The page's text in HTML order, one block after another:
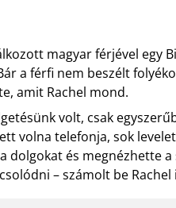
magyar férjével egy
a férfi nem beszélt
amit Rachel mond.
volt, csak
volna telefonja, sok
dolgokat és megnézhette
– számolt be